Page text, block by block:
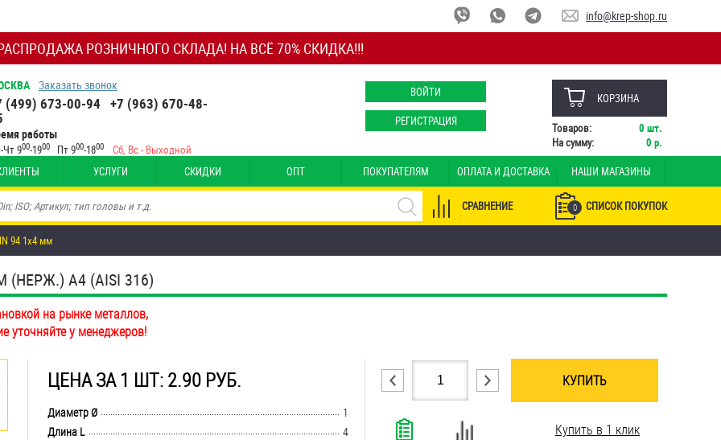
РОЗНИЧНОГО СКЛАДА! НА ВСЁ 70% СКИДКА!!!
info@krep-shop.ru
Заказать звонок
(499) 673-00-94 +7 (963) 670-48-
работы
Чт 900-1900 Пт 900-1800 Сб, Вс - Выходной
ВОЙТИ
РЕГИСТРАЦИЯ
КОРЗИНА
Товаров: 0 шт.
На сумму:
0 р.
УСЛУГИ СКИДКИ ОПТ ПОКУПАТЕЛЯМ ОПЛАТА И ДОСТАВКА НАШИ МАГАЗИНЫ
0 СПИСОК ПОКУПОК
СРАВНЕНИЕ
94 1х4 мм
A4 (AISI 316)
на рынке металлов,
уточняйте у менеджеров!
ЦЕНА ЗА 1 ШТ: 2.90 РУБ.
........................................................................................................................................................................................................
Диаметр Ø
1
........................................................................................................................................................................................................
Длина L
4
КУПИТЬ
Купить в 1 клик